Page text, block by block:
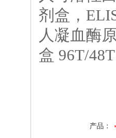
剂盒，
人凝血酶
盒 96T/48T
产品：